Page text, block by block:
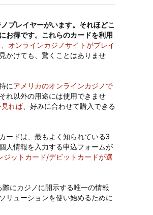
プレイヤーがいます。それほどこ
お得です。これらのカードを利用
オンラインカジノサイトがプレイ
かけても、驚くことはありませ
にアメリカのオンラインカジノで
れ以外の用途には使用できませ
れば、好みに合わせて購入できる
ードは、最もよく知られている3
人情報を入力する申込フォームが
ジットカード/デビットカードが選
にカジノに開示する唯一の情報
リューションを使い始めるために